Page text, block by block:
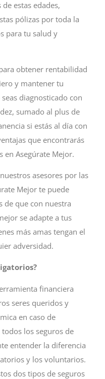
estas edades,
pólizas por toda la
para tu salud y
obtener rentabilidad
y mantener tu
diagnosticado con
sumado al plus de
si estás al día con
que encontrarás
en Asegúrate Mejor.
asesores por las
Mejor te puede
de que con nuestra
se adapte a tus
más amas tengan el
adversidad.
financiera
seres queridos y
en caso de
los seguros de
entender la diferencia
y los voluntarios.
dos tipos de seguros